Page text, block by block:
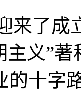
来了
义”
的十字